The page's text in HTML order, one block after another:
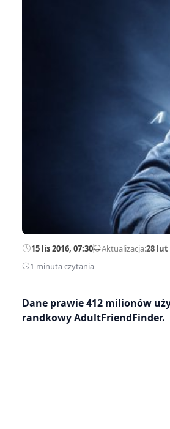
15 lis 2016, 07:30—Aktualizacja:28 lut
1 minuta czytania
Dane prawie 412 milionów
randkowy AdultFriendFinder.